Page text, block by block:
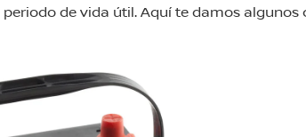
de vida útil. Aquí te damos